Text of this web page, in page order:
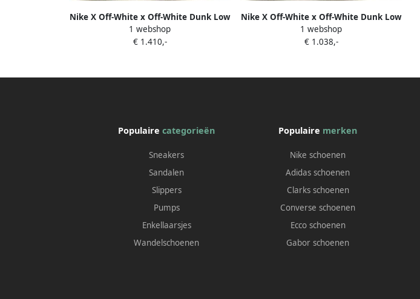
Nike X Off-White x Off-White Dunk Low
sneakers Beige
1 webshop
€ 1.410,-
Nike X Off-White x Off-White Dunk Low
sneakers Grijs
1 webshop
€ 1.038,-
Populairecategorieën
Sneakers
Sandalen
Slippers
Pumps
Enkellaarsjes
Wandelschoenen
Populaire merken
Nike schoenen
Adidas schoenen
Clarks schoenen
Converse schoenen
Ecco schoenen
Gabor schoenen